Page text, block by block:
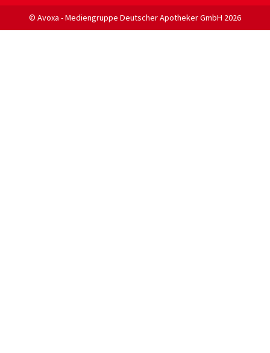
© Avoxa - Mediengruppe Deutscher Apotheker GmbH 2026